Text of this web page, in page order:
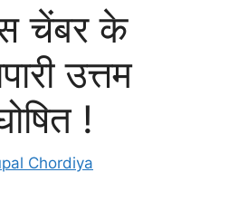
चेंबर के
उत्तम
!
Chordiya